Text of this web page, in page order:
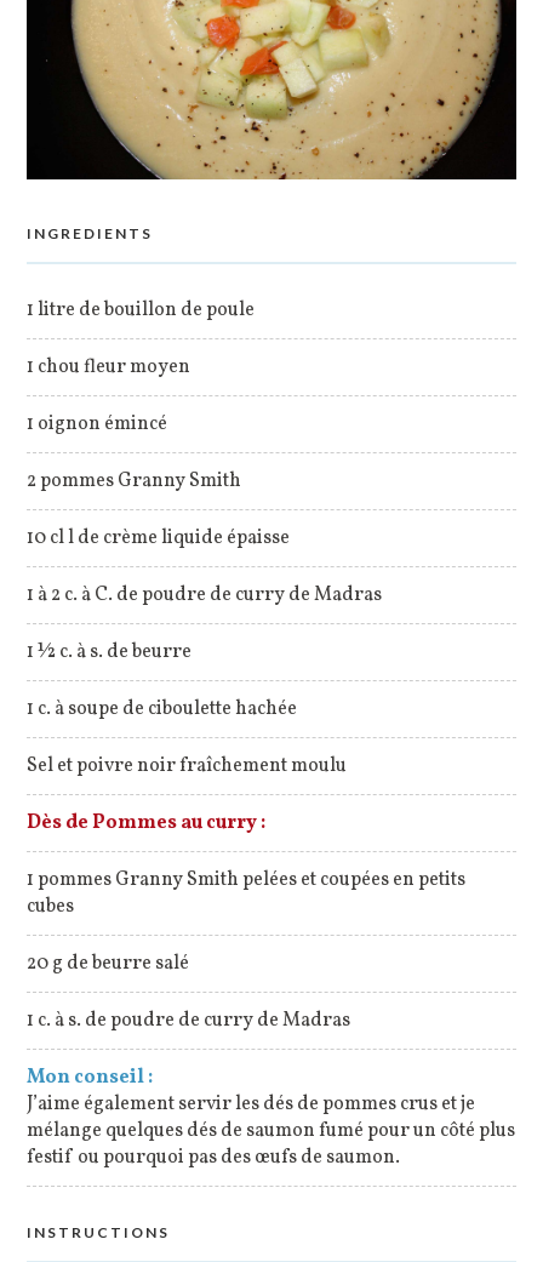
INGREDIENTS
1 litre de bouillon de poule
1 chou fleur moyen
1 oignon émincé
2 pommes Granny Smith
10 cl l de crème liquide épaisse
1 à 2 c. à C. de poudre de curry de Madras
1 ½ c. à s. de beurre
1 c. à soupe de ciboulette hachée
Sel et poivre noir fraîchement moulu
Dès de Pommes au curry :
1 pommes Granny Smith pelées et coupées en petits
cubes
20 g de beurre salé
1 c. à s. de poudre de curry de Madras
Mon conseil :
J’aime également servir les dés de pommes crus et je
mélange quelques dés de saumon fumé pour un côté plus
festif ou pourquoi pas des œufs de saumon.
INSTRUCTIONS